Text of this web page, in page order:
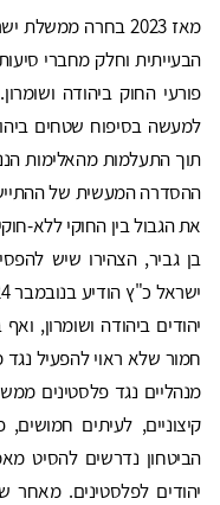
מאז 2023 בחרה
הבעייתית וחלק מחברי
פורעי החוק ביהודה
למעשה בסיפוח שטחים
תוך התעלמות מהאלימות
ההסדרה המעשית של
את הגבול בין החוקי ללא-
בן גביר, הצהירו שיש
יהודים ביהודה ושומרון,
חמור שלא ראוי להפעיל
מנהליים נגד פלסטינים
קיצוניים, לעיתים
הביטחון נדרשים להסיט
יהודים לפלסטינים.